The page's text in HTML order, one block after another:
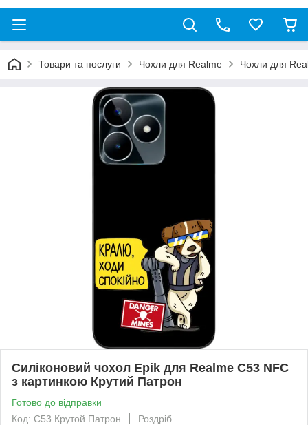
Товари та послуги Чохли для Realme Чохли для
Силіконовий чохол Epik для Realme C53 NFC
з картинкою Крутий Патрон
Готово до відправки
Код: C53 Крутой Патрон
Роздріб